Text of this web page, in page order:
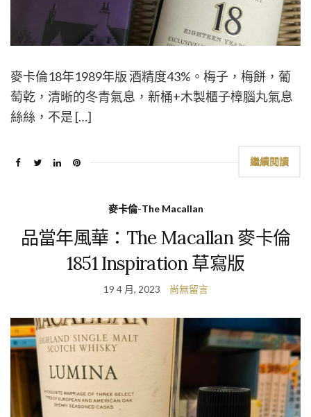
麥卡倫18年1989年版 酒精度43%。梅子，梅餅，葡
萄乾，清晰的冬青氣息，新桶+木製櫃子樟腦丸氣息
絲絲，不是 […]
繼續閱讀
麥卡倫-The Macallan
品當年風華：The Macallan 麥卡倫
1851 Inspiration 草寫版
19 4 月, 2023 尚無留言